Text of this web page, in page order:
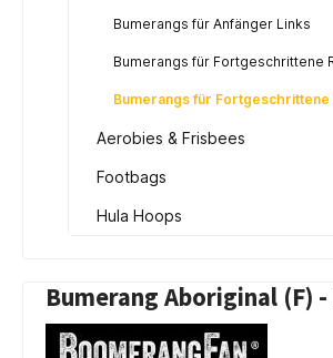
Bumerangs für Anfänger Links
Bumerangs für Fortgeschrittene
Bumerangs für Fortgeschrittene
Aerobies & Frisbees
Footbags
Hula Hoops
Bumerang Aboriginal (F)